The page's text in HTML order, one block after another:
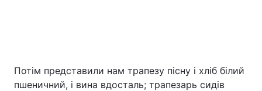
Потім представили нам трапезу пісну і хліб білий
пшеничний, і вина вдосталь; трапезарь сидів